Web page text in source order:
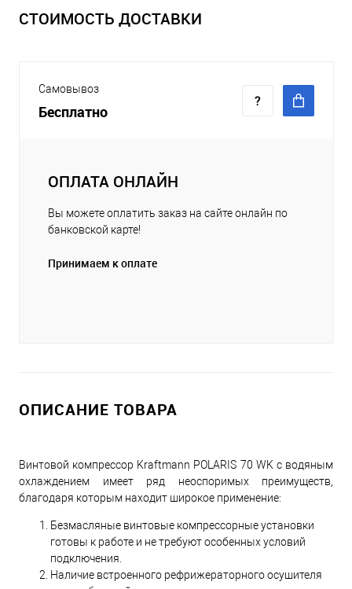
СТОИМОСТЬ ДОСТАВКИ
Самовывоз
Бесплатно
ОПЛАТА ОНЛАЙН
Вы можете оплатить заказ на сайте онлайн по
банковской карте!
Принимаем к оплате
ОПИСАНИЕ ТОВАРА
Винтовой компрессор Kraftmann POLARIS 70 WK с водяным
охлаждением имеет ряд неоспоримых преимуществ,
благодаря которым находит широкое применение:
Безмасляные винтовые компрессорные установки
готовы к работе и не требуют особенных условий
подключения.
Наличие встроенного рефрижераторного осушителя